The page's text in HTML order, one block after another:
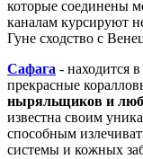
которые соединены
каналам курсируют
Гуне сходство с
Сафага - находится
прекрасные
ныряльщиков и
известна своим
способным
системы и кожных